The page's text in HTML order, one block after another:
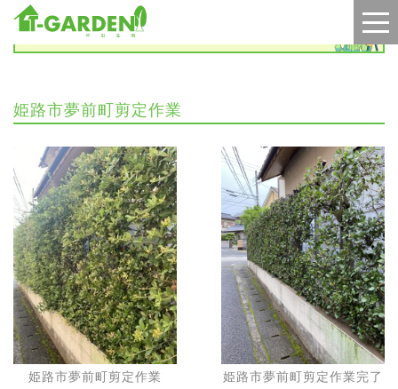
施工実績
姫路市夢前町剪定作業
姫路市夢前町剪定作業
姫路市夢前町剪定作業完了